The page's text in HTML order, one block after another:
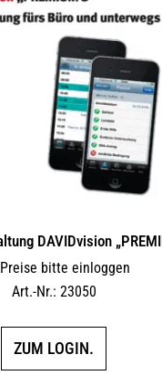
DAVIDvision
bitte einloggen
Art.-Nr.: 23050
ZUM LOGIN.